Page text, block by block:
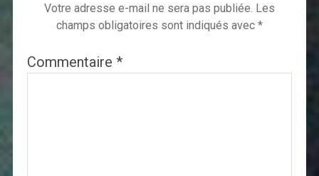
Votre adresse e-mail ne sera pas publiée. Les
champs obligatoires sont indiqués avec *
Commentaire *